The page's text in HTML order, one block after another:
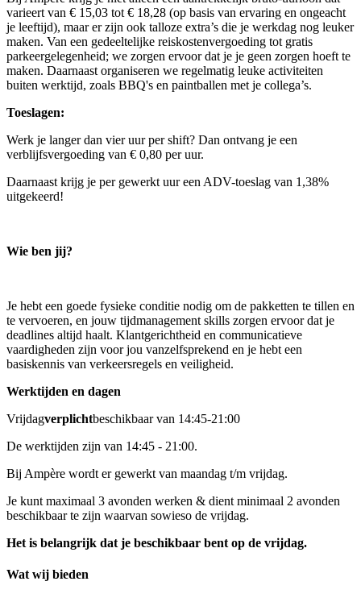
varieert van € 15,03 tot € 18,28 (op basis van ervaring en ongeacht
je leeftijd), maar er zijn ook talloze extra’s die je werkdag nog leuker
maken. Van een gedeeltelijke reiskostenvergoeding tot gratis
parkeergelegenheid; we zorgen ervoor dat je je geen zorgen hoeft te
maken. Daarnaast organiseren we regelmatig leuke activiteiten
buiten werktijd, zoals BBQ's en paintballen met je collega’s.
Toeslagen:
Werk je langer dan vier uur per shift? Dan ontvang je een
verblijfsvergoeding van € 0,80 per uur.
Daarnaast krijg je per gewerkt uur een ADV-toeslag van 1,38%
uitgekeerd!
Wie ben jij?
Je hebt een goede fysieke conditie nodig om de pakketten te tillen en
te vervoeren, en jouw tijdmanagement skills zorgen ervoor dat je
deadlines altijd haalt. Klantgerichtheid en communicatieve
vaardigheden zijn voor jou vanzelfsprekend en je hebt een
basiskennis van verkeersregels en veiligheid.
Werktijden en dagen
Vrijdagverplichtbeschikbaar van 14:45-21:00
De werktijden zijn van 14:45 - 21:00.
Bij Ampère wordt er gewerkt van maandag t/m vrijdag.
Je kunt maximaal 3 avonden werken & dient minimaal 2 avonden
beschikbaar te zijn waarvan sowieso de vrijdag.
Het is belangrijk dat je beschikbaar bent op de vrijdag.
Wat wij bieden